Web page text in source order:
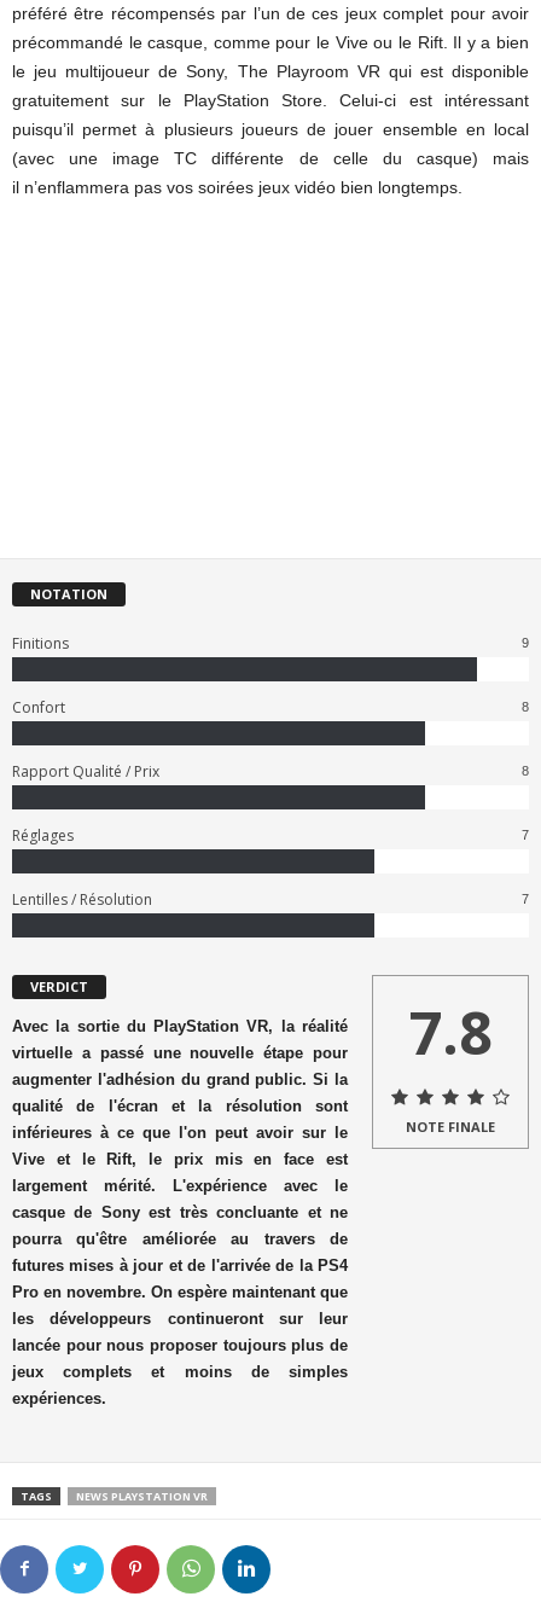
préféré être récompensés par l’un de ces jeux complet pour avoir
précommandé le casque, comme pour le Vive ou le Rift. Il y a bien
le jeu multijoueur de Sony, The Playroom VR qui est disponible
gratuitement sur le PlayStation Store. Celui-ci est intéressant
puisqu’il permet à plusieurs joueurs de jouer ensemble en local
(avec une image TC différente de celle du casque) mais
il n’enflammera pas vos soirées jeux vidéo bien longtemps.
NOTATION
Finitions 9
Confort 8
Rapport Qualité / Prix 8
Réglages 7
Lentilles / Résolution 7
VERDICT
Avec la sortie du PlayStation VR, la réalité
virtuelle a passé une nouvelle étape pour
augmenter l'adhésion du grand public. Si la
qualité de l'écran et la résolution sont
inférieures à ce que l'on peut avoir sur le
Vive et le Rift, le prix mis en face est
largement mérité. L'expérience avec le
casque de Sony est très concluante et ne
pourra qu'être améliorée au travers de
futures mises à jour et de l'arrivée de la PS4
Pro en novembre. On espère maintenant que
les développeurs continueront sur leur
lancée pour nous proposer toujours plus de
jeux complets et moins de simples
expériences.
7.8
NOTE FINALE
TAGS NEWS PLAYSTATION VR